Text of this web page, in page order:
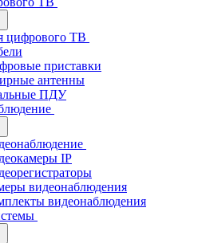
цифрового ТВ
приставки
антенны
ПДУ
IP
видеонаблюдения
видеонаблюдения